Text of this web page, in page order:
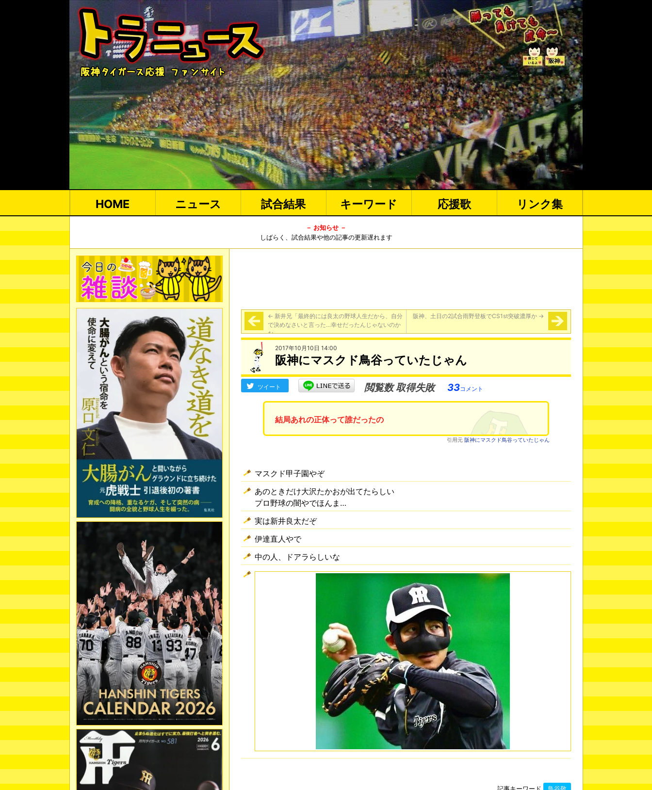
HOME ニュース 試合結果 キーワード 応援歌 リンク集
－ お知らせ －
しばらく、試合結果や他の記事の更新遅れます
← 新井兄「最終的には良太の野球人生だから、自分
で決めなさいと言った…幸せだったんじゃないのか
な」
阪神、土日の2試合雨野登板でCS1st突破濃厚か →
2017年10月10日 14:00
阪神にマスクド鳥谷っていたじゃん
ツイート 閲覧数 取得失敗 33コメント
結局あれの正体って誰だったの
引用元 阪神にマスクド鳥谷っていたじゃん
マスクド甲子園やぞ
あのときだけ大沢たかおが出てたらしい
プロ野球の闇やでほんま…
実は新井良太だぞ
伊達直人やで
中の人、ドアラらしいな
記事キーワード 鳥谷敬